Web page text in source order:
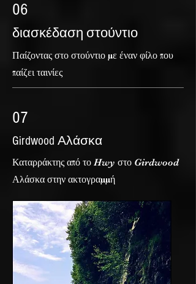
06
διασκέδαση στούντιο
Παίζοντας στο στούντιο με έναν φίλο που
παίζει ταινίες
07
Girdwood Αλάσκα
Καταρράκτης από το Hwy στο Girdwood
Αλάσκα στην ακτογραμμή